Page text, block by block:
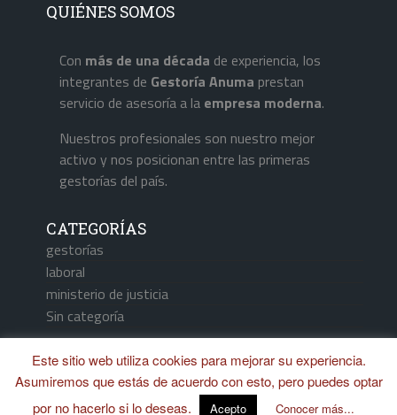
QUIÉNES SOMOS
Con más de una década de experiencia, los
integrantes de Gestoría Anuma prestan
servicio de asesoría a la empresa moderna.
Nuestros profesionales son nuestro mejor
activo y nos posicionan entre las primeras
gestorías del país.
CATEGORÍAS
gestorías
laboral
ministerio de justicia
Sin categoría
Aviso Legal / Política de Cookies
Este sitio web utiliza cookies para mejorar su experiencia.
Asumiremos que estás de acuerdo con esto, pero puedes optar
por no hacerlo si lo deseas.
Acepto Conocer más...